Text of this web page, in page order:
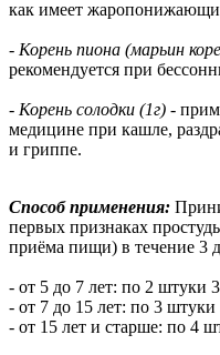
как имеет
- Корень пиона (марьин
рекомендуется при
- Корень солодки (1г) -
медицине при кашле,
и гриппе.
Способ применения:
первых признаках
приёма пищи) в течение 3
- от 5 до 7 лет: по 2 штуки 3
- от 7 до 15 лет: по 3 штуки
- от 15 лет и старше: по 4